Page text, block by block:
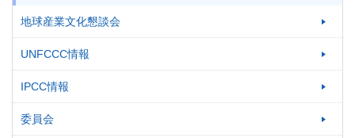
地球産業文化懇談会
UNFCCC情報
IPCC情報
委員会